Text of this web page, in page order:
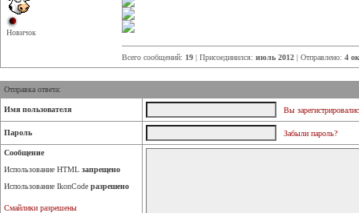
Новичок
Всего сообщений: 19 | Присоединился: июль 2012 | Отправлено: 4
Отправка ответа:
Имя пользователя Вы
Пароль Забыли пароль?
Сообщение
Использование HTML запрещено
Использование IkonCode разрешено
Смайлики разрешены